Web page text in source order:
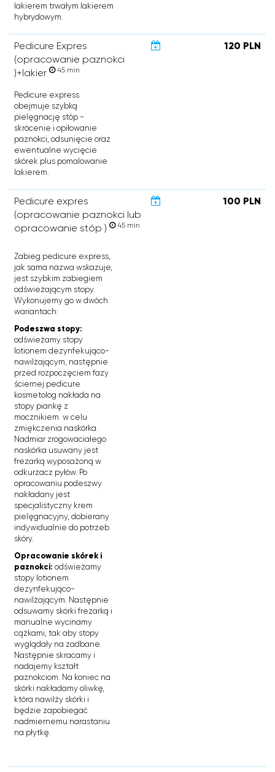
lakierem trwałym lakierem
hybrydowym.
Pedicure Expres
(opracowanie paznokci
)+lakier
45 min
120 PLN
Pedicure express
obejmuje szybką
pielęgnację stóp -
skrócenie i opiłowanie
paznokci, odsunięcie oraz
ewentualne wycięcie
skórek plus pomalowanie
lakierem.
Pedicure expres
(opracowanie paznokci lub
opracowanie stóp )
45 min
100 PLN
Zabieg pedicure express,
jak sama nazwa wskazuje,
jest szybkim zabiegiem
odświeżającym stopy.
Wykonujemy go w dwóch
wariantach:
Podeszwa stopy:
odświeżamy stopy
lotionem dezynfekująco-
nawilżającym, następnie
przed rozpoczęciem fazy
ściernej pedicure
kosmetolog nakłada na
stopy piankę z
mocznikiem w celu
zmiękczenia naskórka.
Nadmiar zrogowaciałego
naskórka usuwany jest
frezarką wyposażoną w
odkurzacz pyłów. Po
opracowaniu podeszwy
nakładany jest
specjalistyczny krem
pielęgnacyjny, dobierany
indywidualnie do potrzeb
skóry.
Opracowanie skórek i
paznokci: odświeżamy
stopy lotionem
dezynfekująco-
nawilżającym. Następnie
odsuwamy skórki frezarką i
manualne wycinamy
cążkami, tak aby stopy
wyglądały na zadbane.
Następnie skracamy i
nadajemy kształt
paznokciom. Na koniec na
skórki nakładamy oliwkę,
która nawilży skórki i
będzie zapobiegać
nadmiernemu narastaniu
na płytkę.